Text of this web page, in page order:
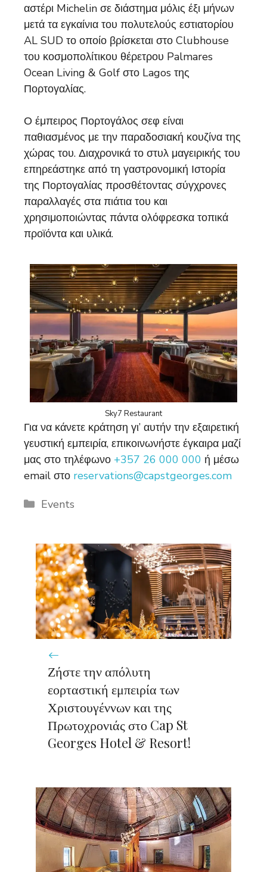
αστέρι Michelin σε διάστημα μόλις έξι μήνων
μετά τα εγκαίνια του πολυτελούς εστιατορίου
AL SUD το οποίο βρίσκεται στο Clubhouse
του κοσμοπολίτικου θέρετρου Palmares
Ocean Living & Golf στο Lagos της
Πορτογαλίας.
Ο έμπειρος Πορτογάλος σεφ είναι
παθιασμένος με την παραδοσιακή κουζίνα της
χώρας του. Διαχρονικά το στυλ μαγειρικής του
επηρεάστηκε από τη γαστρονομική Ιστορία
της Πορτογαλίας προσθέτοντας σύγχρονες
παραλλαγές στα πιάτια του και
χρησιμοποιώντας πάντα ολόφρεσκα τοπικά
προϊόντα και υλικά.
Sky7 Restaurant
Για να κάνετε κράτηση γι’ αυτήν την εξαιρετική
γευστική εμπειρία, επικοινωνήστε έγκαιρα μαζί
μας στο τηλέφωνο +357 26 000 000 ή μέσω
email στο reservations@capstgeorges.com
Categories
Events
Ζήστε την απόλυτη
εορταστική εμπειρία των
Χριστουγέννων και της
Πρωτοχρονιάς στο Cap St
Georges Hotel & Resort!